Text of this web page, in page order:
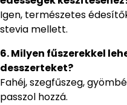
Igen, természetes
stevia mellett.
6. Milyen fűszerekkel
desszerteket?
Fahéj, szegfűszeg,
passzol hozzá.